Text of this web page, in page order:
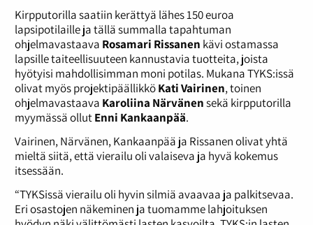
Kirpputorilla saatiin kerättyä lähes 150 euroa
lapsipotilaille ja tällä summalla tapahtuman
ohjelmavastaava Rosamari Rissanen kävi ostamassa
lapsille taiteellisuuteen kannustavia tuotteita, joista
hyötyisi mahdollisimman moni potilas. Mukana TYKS:issä
olivat myös projektipäällikköKati Vairinen, toinen
ohjelmavastaava Karoliina Närvänensekä kirpputorilla
myymässä ollutEnni Kankaanpää.
Vairinen, Närvänen, Kankaanpää ja Rissanen olivat yhtä
mieltä siitä, että vierailu oli valaiseva ja hyvä kokemus
itsessään.
“TYKSissä vierailu oli hyvin silmiä avaavaa ja palkitsevaa.
Eri osastojen näkeminen ja tuomamme lahjoituksen